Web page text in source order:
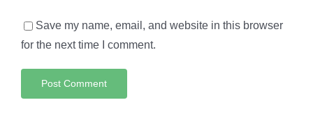
Save my name, email, and website in this browser
for the next time I comment.